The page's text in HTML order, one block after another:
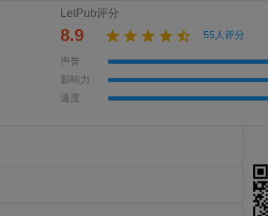
LetPub评分
8.9 55人评分
声誉
影响力
速度